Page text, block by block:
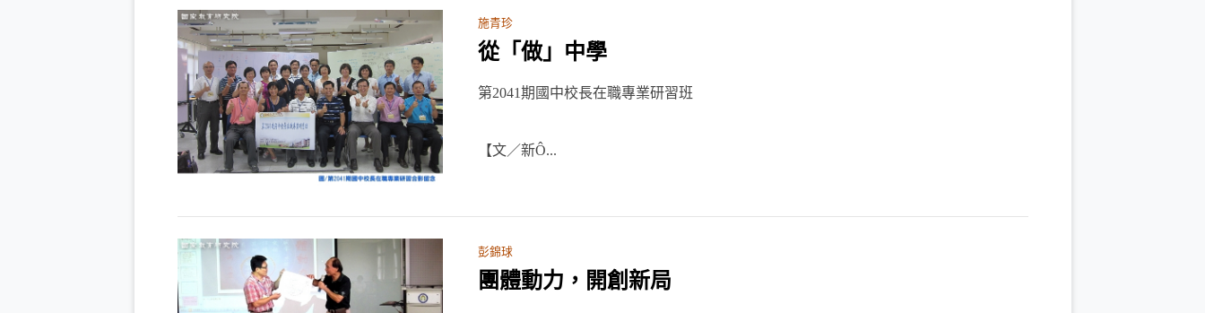
施青珍
從「做」中學
第2041期國中校長在職專業研習班
【文／新Ô...
彭錦球
團體動力，開創新局